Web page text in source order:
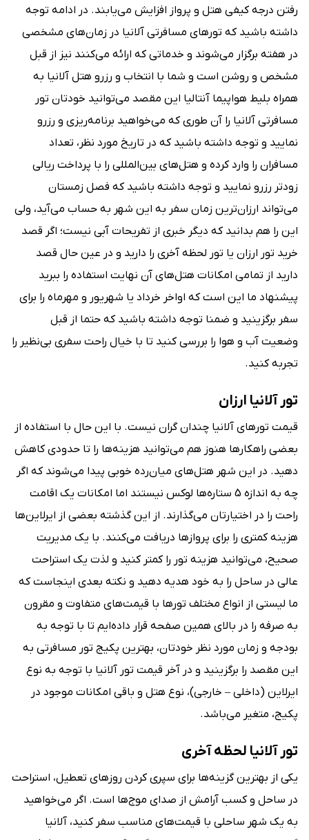
رفتن درجه کیفی هتل و پرواز افزایش می‌یابند. در ادامه توجه
داشته باشید که تورهای مسافرتی آلانیا در زمان‌های مشخصی
در هفته برگزار می‌شوند و خدماتی که ارائه می‌کنند نیز از قبل
مشخص و روشن است و شما با انتخاب و رزرو هتل آلانیا به
همراه بلیط هواپیما آنتالیا این مقصد می‌توانید خودتان تور
مسافرتی آلانیا را آن طوری که می‌خواهید برنامه‌ریزی و رزرو
نمایید و توجه داشته باشید که در تاریخ مورد نظر، تعداد
مسافران را وارد کرده و هتل‌های بین‌المللی را با پرداخت ریالی
زودتر رزرو نمایید و توجه داشته باشید که فصل زمستان
می‌تواند ارزان‌ترین زمان سفر به این شهر به حساب می‌آید، ولی
این را هم بدانید که دیگر خبری از تفریحات آبی نیست؛ اگر قصد
خرید تور ارزان یا تور لحظه آخری را دارید و در عین حال قصد
دارید از تمامی امکانات هتل‌های آن نهایت استفاده را ببرید
پیشنهاد ما این است که اواخر خرداد یا شهریور و مهرماه را برای
سفر برگزینید و ضمنا توجه داشته باشید که حتما از قبل
وضعیت آب و هوا را بررسی کنید تا با خیال راحت سفری بی‌نظیر را
تجربه کنید.
تور آلانیا ارزان
قیمت تورهای آلانیا چندان گران نیست. با این حال با استفاده از
بعضی راهکارها هنوز هم می‌توانید هزینه‌ها را تا حدودی کاهش
دهید. در این شهر هتل‌های میان‌رده خوبی پیدا می‌شوند که اگر
چه به اندازه 5 ستاره‌ها لوکس نیستند اما امکانات یک اقامت
راحت را در اختیارتان می‌گذارند. از این گذشته بعضی از ایرلاین‌ها
هزینه کمتری را برای پروازها دریافت می‌کنند. با یک مدیریت
صحیح، می‌توانید هزینه تور را کمتر کنید و لذت یک استراحت
عالی در ساحل را به خود هدیه دهید و نکته بعدی اینجاست که
ما لیستی از انواع مختلف تورها با قیمت‌های متفاوت و مقرون
به صرفه را در بالای همین صفحه قرار داده‌ایم تا با توجه به
بودجه و زمان مورد نظر خودتان، بهترین پکیج تور مسافرتی به
این مقصد را برگزینید و در آخر قیمت تور آلانیا با توجه به نوع
ایرلاین (داخلی – خارجی)، نوع هتل و باقی امکانات موجود در
پکیج، متغیر می‌باشد.
تور آلانیا لحظه آخری
یکی از بهترین گزینه‌ها برای سپری کردن روزهای تعطیل، استراحت
در ساحل و کسب آرامش از صدای موج‌ها است. اگر می‌خواهید
به یک شهر ساحلی با قیمت‌های مناسب سفر کنید، آلانیا